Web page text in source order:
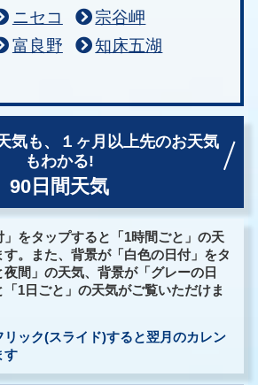
ニセコ
宗谷岬
富良野
知床五湖
気も、
１ヶ月以上先のお天気
もわかる!
90日間天気
をタップすると「1時間ごと」の天
。また、背景が「白色の日付」をタ
間」の天気、背景が「グレーの日
1日ごと」の天気がご覧いただけま
リック(スライド)すると翌月のカレン
す